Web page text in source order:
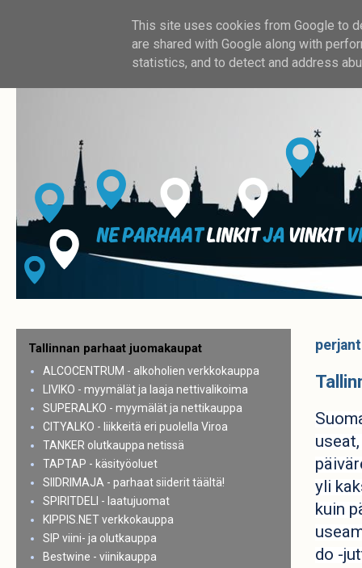
yli
kuin
do -
Tallinnan parhaat juomakaupat
ALCOCENTRUM - alkoholien verkkokauppa
LIVIKO - myymälät ja laaja nettivalikoima
SUPERALKO - myymälät ja nettikauppa
CITYALKO - liikkeitä eri puolella Viroa
TANKER olutkauppa netissä
TAPTAP - käsityöoluet
SIIDRIMAJA - parhaat siiderit täältä!
SPIRITDELI - laatujuomat
KIPPIS.NET verkkokauppa
SIP viini- ja olutkauppa
Bestwine - viinikauppa
This site uses cookies from Google to
are shared with Google along with
statistics, and to detect and address